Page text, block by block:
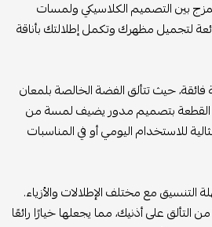
بين التصميم الكلاسيكي ولمسات
لتجميل مظهرك وتكمل إطلالتك بأناقة
حيث تتألق الفضة الخالصة بلمعان
القطعة بتصميم مدور يضيف لمسة من
للاستخدام اليومي أو في المناسبات
مع مختلف الإطلالات والأزياء.
على أذنيك، مما يجعلها خيارًا رائعًا